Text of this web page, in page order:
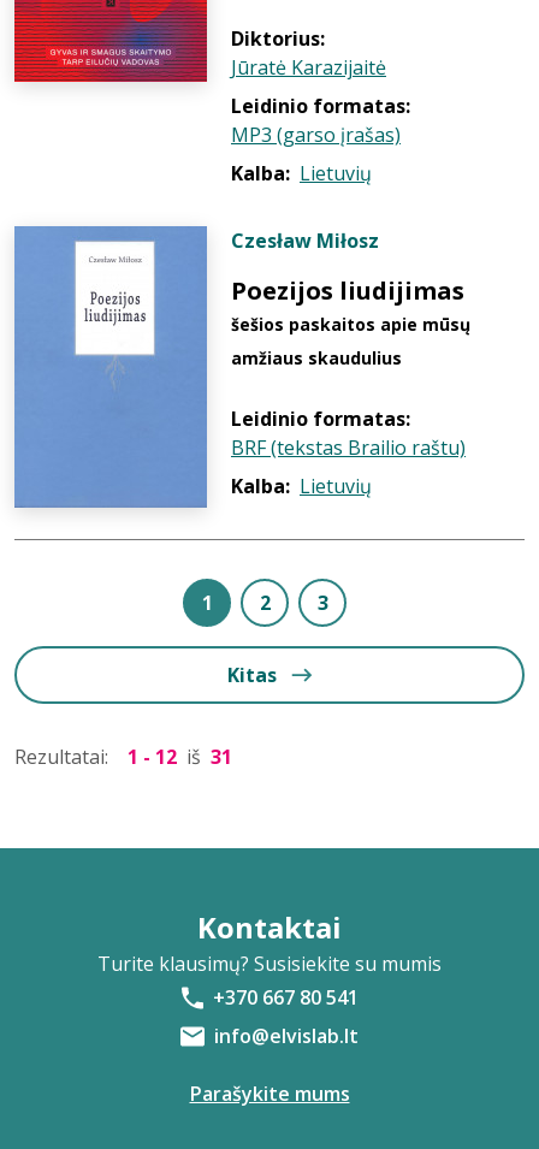
Diktorius:
Jūratė Karazijaitė
Leidinio formatas:
MP3 (garso įrašas)
Kalba: Lietuvių
Czesław Miłosz
Poezijos liudijimas
šešios paskaitos apie mūsų
amžiaus skaudulius
Leidinio formatas:
BRF (tekstas Brailio raštu)
Kalba: Lietuvių
1 2 3
Kitas
Rezultatai: 1 - 12 iš 31
Kontaktai
Turite klausimų? Susisiekite su mumis
+370 667 80 541
info@elvislab.lt
Parašykite mums